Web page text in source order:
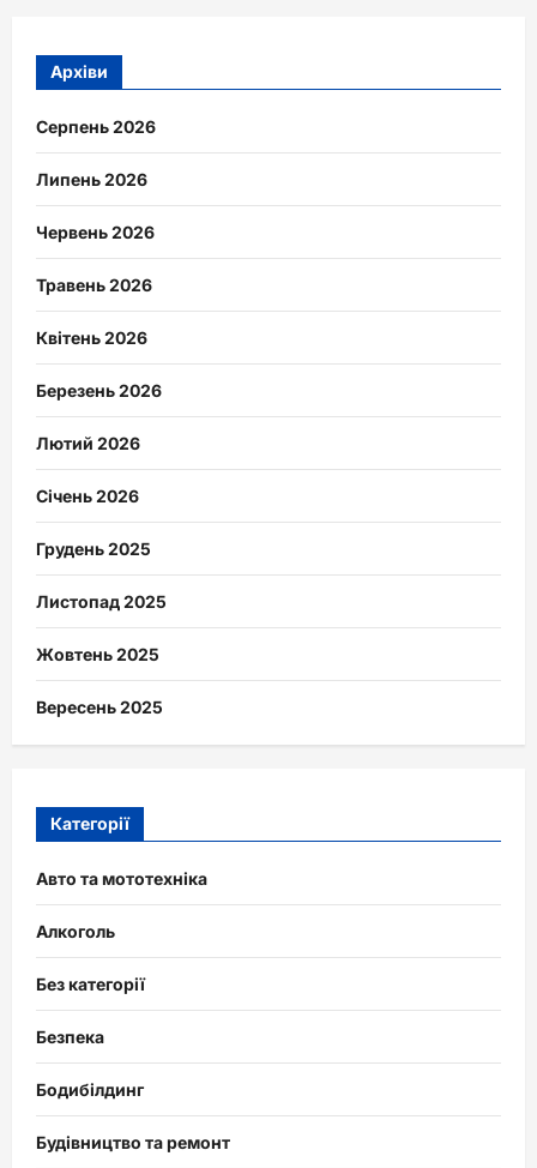
Архіви
Серпень 2026
Липень 2026
Червень 2026
Травень 2026
Квітень 2026
Березень 2026
Лютий 2026
Січень 2026
Грудень 2025
Листопад 2025
Жовтень 2025
Вересень 2025
Категорії
Авто та мототехніка
Алкоголь
Без категорії
Безпека
Бодибілдинг
Будівництво та ремонт